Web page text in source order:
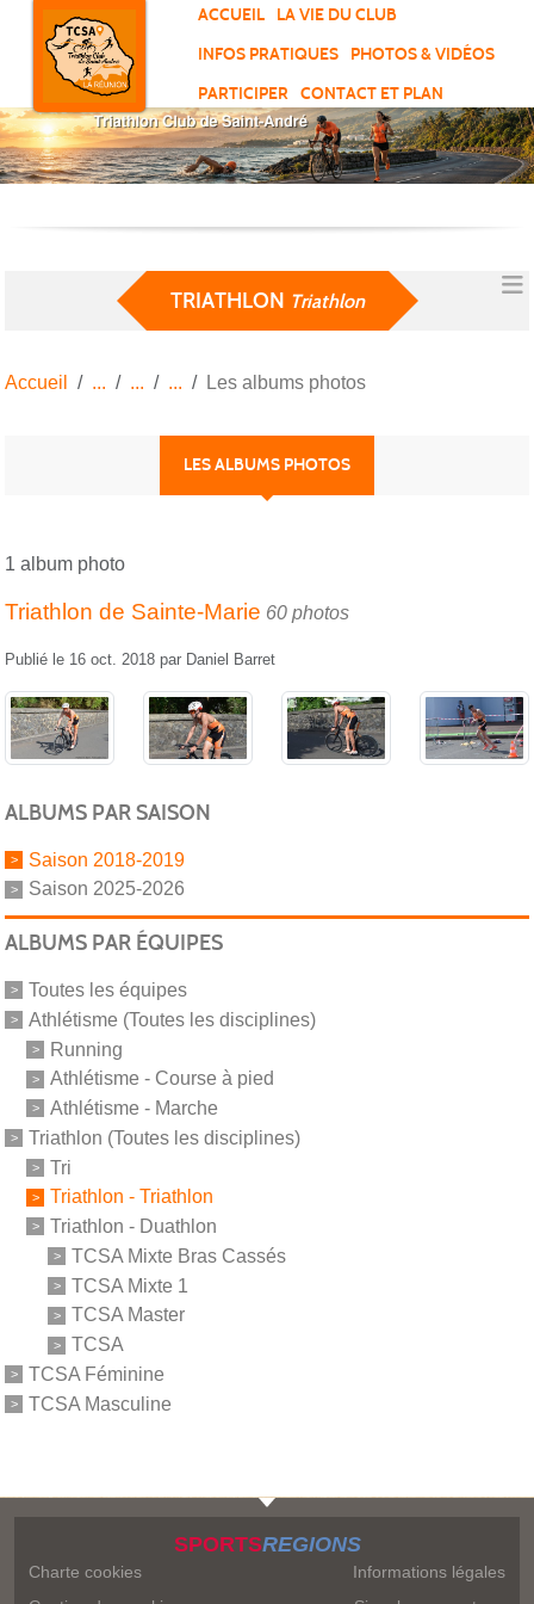
ACCUEIL
LA VIE DU CLUB
INFOS PRATIQUES
PHOTOS & VIDÉOS
PARTICIPER
CONTACT ET PLAN
TRIATHLON Triathlon
Accueil Les albums photos
LES ALBUMS PHOTOS
1 album photo
Triathlon de Sainte-Marie 60 photos
Publié le 16 oct. 2018 par Daniel Barret
ALBUMS PAR SAISON
Saison 2018-2019
Saison 2025-2026
ALBUMS PAR ÉQUIPES
Toutes les équipes
Athlétisme (Toutes les disciplines)
Running
Athlétisme - Course à pied
Athlétisme - Marche
Triathlon (Toutes les disciplines)
Tri
Triathlon - Triathlon
Triathlon - Duathlon
TCSA Mixte Bras Cassés
TCSA Mixte 1
TCSA Master
TCSA
TCSA Féminine
TCSA Masculine
SPORTSREGIONS
Charte cookies
Informations légales
Panneau de gestion des cookies